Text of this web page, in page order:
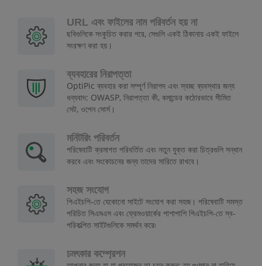
URL এবং ফাইলের নাম পরিবর্তন হয় না
ছবিগুলিকে সংকুচিত করার পরে, সেগুলি একই ঠিকানায় একই ফাইলে
সংরক্ষণ করা হয়।
ব্যবহারের নিরাপত্তা
OptiPic ব্যবহার করা সম্পূর্ণ নিরাপদ এবং স্বচ্ছ ব্যবস্থার জন্য
ধন্যবাদ: OWASP, নিরাপত্তা কী, কমান্ডের কঠোরভাবে সীমিত
সেট, ওপেন সোর্স।
মনিটরিং পরিবর্তন
পরিষেবাটি ক্রমাগত পরিবর্তিত এবং নতুন যুক্ত করা চিত্রগুলি সন্ধান
করবে এবং সংকোচনের জন্য তাদের সারিতে রাখবে।
সহজ সংযোগ
পিএইচপি-তে যেকোনো সাইটে সংযোগ করা সহজ। পরিষেবাটি সমস্ত
পরিচিত সিএমএস এবং ফ্রেমওয়ার্কের পাশাপাশি পিএইচপি-তে স্ব-
পরিকল্পিত সাইটগুলিকে সমর্থন করে৷
চমৎকার কম্প্রেশন